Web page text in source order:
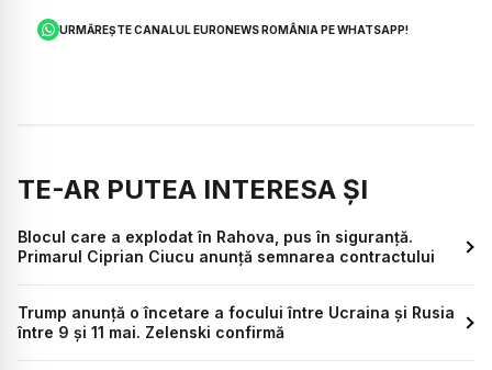
URMĂREȘTE CANALUL EURONEWS ROMÂNIA PE WHATSAPP!
TE-AR PUTEA INTERESA ȘI
Blocul care a explodat în Rahova, pus în siguranță.
Primarul Ciprian Ciucu anunță semnarea contractului
Trump anunță o încetare a focului între Ucraina și Rusia
între 9 și 11 mai. Zelenski confirmă